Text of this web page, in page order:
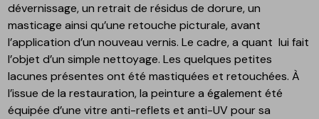
dévernissage, un retrait de résidus de dorure, un
masticage ainsi qu’une retouche picturale, avant
l’application d’un nouveau vernis. Le cadre, a quant lui fait
l’objet d’un simple nettoyage. Les quelques petites
lacunes présentes ont été mastiquées et retouchées. À
l’issue de la restauration, la peinture a également été
équipée d’une vitre anti-reflets et anti-UV pour sa